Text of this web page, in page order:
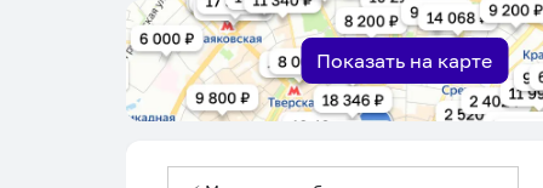
Показать на карте